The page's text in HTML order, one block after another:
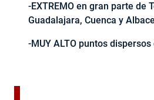
-EXTREMO en gran parte de
Guadalajara, Cuenca y
-MUY ALTO puntos